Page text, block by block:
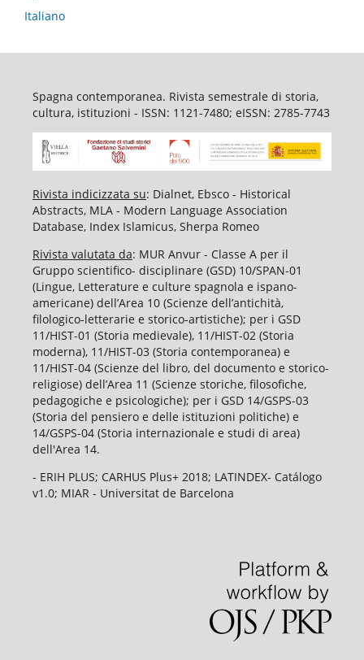
Italiano
Spagna contemporanea. Rivista semestrale di storia,
cultura, istituzioni - ISSN: 1121-7480; eISSN: 2785-7743
Rivista indicizzata su: Dialnet, Ebsco - Historical
Abstracts, MLA - Modern Language Association
Database, Index Islamicus, Sherpa Romeo
Rivista valutata da: MUR Anvur - Classe A per il
Gruppo scientifico- disciplinare (GSD) 10/SPAN-01
(Lingue, Letterature e culture spagnola e ispano-
americane) dell’Area 10 (Scienze dell’antichità,
filologico-letterarie e storico-artistiche); per i GSD
11/HIST-01 (Storia medievale), 11/HIST-02 (Storia
moderna), 11/HIST-03 (Storia contemporanea) e
11/HIST-04 (Scienze del libro, del documento e storico-
religiose) dell’Area 11 (Scienze storiche, filosofiche,
pedagogiche e psicologiche); per i GSD 14/GSPS-03
(Storia del pensiero e delle istituzioni politiche) e
14/GSPS-04 (Storia internazionale e studi di area)
dell'Area 14.
- ERIH PLUS; CARHUS Plus+ 2018; LATINDEX- Catálogo
v1.0; MIAR - Universitat de Barcelona